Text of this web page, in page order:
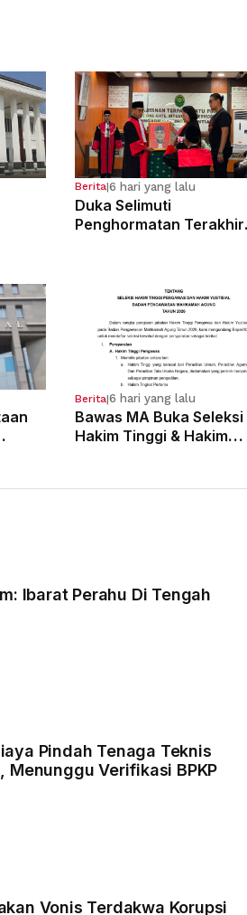
Berita|6 hari yang lalu
Duka Selimuti
Penghormatan Terakhir
Berita|6 hari yang lalu
Bawas MA Buka Seleksi
Hakim Tinggi & Hakim
Ibarat Perahu Di Tengah
Pindah Tenaga Teknis
Menunggu Verifikasi BPKP
Vonis Terdakwa Korupsi